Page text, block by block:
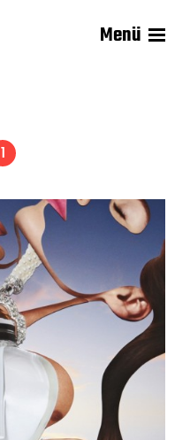
Menü
1